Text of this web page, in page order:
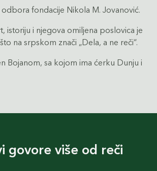
fondacije Nikola M. Jovanović.
istoriju i njegova omiljena poslovica je
na srpskom znači „Dela, a ne reči“.
Bojanom, sa kojom ima ćerku Dunju i
govore više od reči